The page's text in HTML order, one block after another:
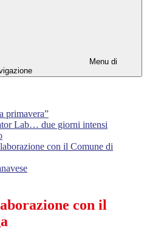
Menu di
primavera”
Lab… due giorni intensi
con il Comune di
con il